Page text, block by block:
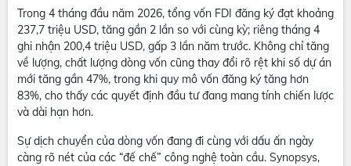
Trong 4 tháng đầu năm 2026, tổng vốn FDI đăng ký đạt khoảng
237,7 triệu USD, tăng gần 2 lần so với cùng kỳ; riêng tháng 4
ghi nhận 200,4 triệu USD, gấp 3 lần năm trước. Không chỉ tăng
về lượng, chất lượng dòng vốn cũng thay đổi rõ rệt khi số dự án
mới tăng gần 47%, trong khi quy mô vốn đăng ký tăng hơn
83%, cho thấy các quyết định đầu tư đang mang tính chiến lược
và dài hạn hơn.
Sự dịch chuyển của dòng vốn đang đi cùng với dấu ấn ngày
càng rõ nét của các “đế chế” công nghệ toàn cầu. Synopsys,